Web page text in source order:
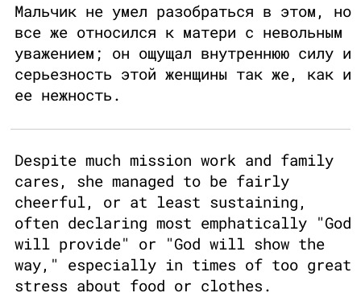
Мальчик не умел разобраться в этом, но
все же относился к матери с невольным
уважением; он ощущал внутреннюю силу и
серьезность этой женщины так же, как и
ее нежность.
Despite much mission work and family
cares, she managed to be fairly
cheerful, or at least sustaining,
often declaring most emphatically "God
will provide" or "God will show the
way," especially in times of too great
stress about food or clothes.